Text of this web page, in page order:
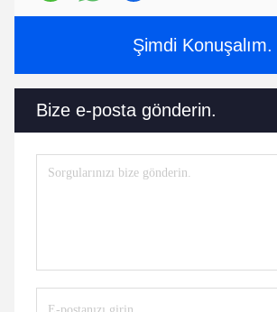
Şimdi Konuşalım.
Bize e-posta gönderin.